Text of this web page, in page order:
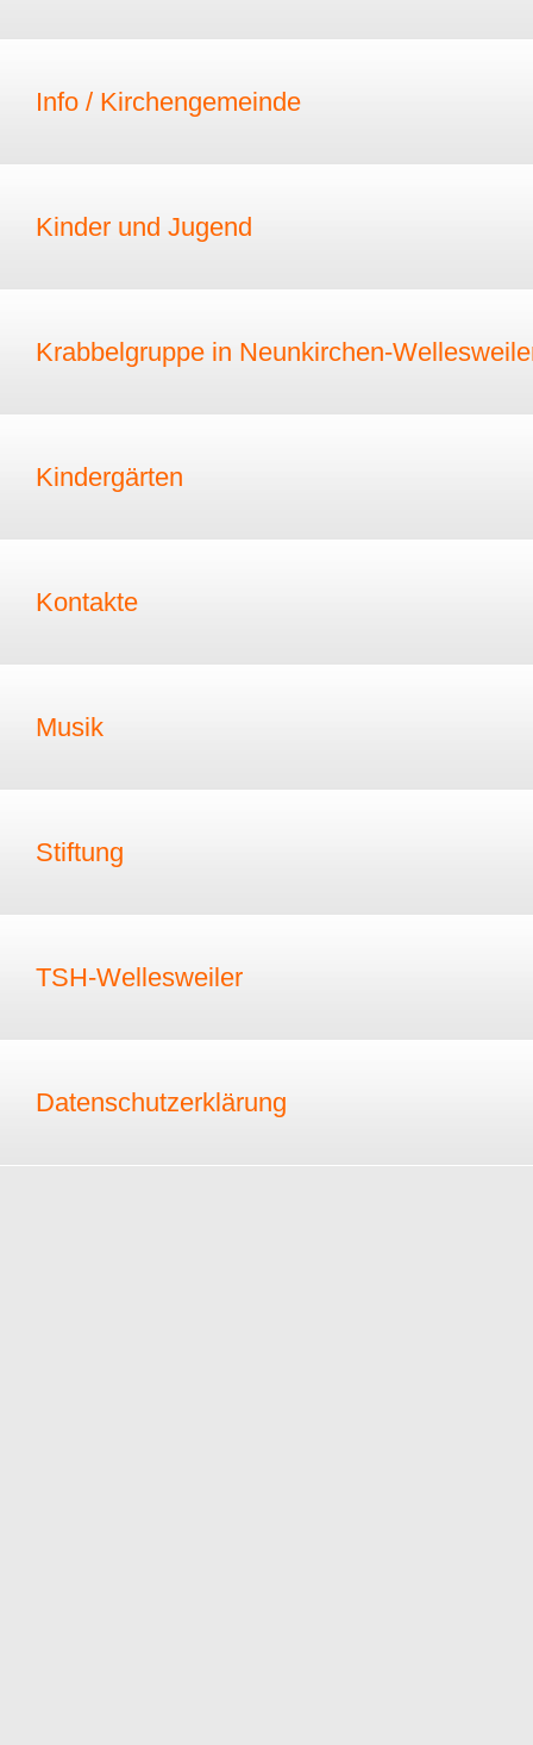
Info / Kirchengemeinde
Kinder und Jugend
Krabbelgruppe in Neunkirchen-
Kindergärten
Kontakte
Musik
Stiftung
TSH-Wellesweiler
Datenschutzerklärung